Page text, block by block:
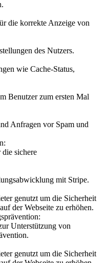
die korrekte Anzeige von
des Nutzers.
wie Cache-Status,
Benutzer zum ersten Mal
Anfragen vor Spam und
die sichere
mit Stripe.
genutzt um die Sicherheit
der Webseite zu erhöhen.
Unterstützung von
genutzt um die Sicherheit